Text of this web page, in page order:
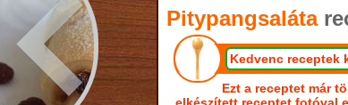
Pitypangsaláta
Kedvenc receptek
Ezt a receptet már